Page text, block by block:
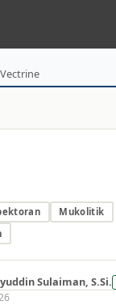
Vectrine
Mukolitik
Sulaiman, S.Si.